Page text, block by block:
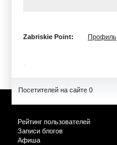
Zabriskie Point: Профиль
Посетителей на сайте 0
Рейтинг пользователей
Записи блогов
Афиша